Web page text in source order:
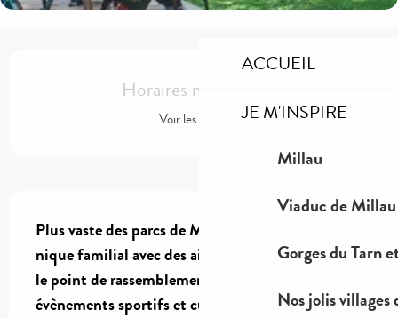
ACCUEIL
JE M'INSPIRE
Millau
Viaduc de Millau
Gorges du Tarn
Nos jolis villages
Horaires non définis
Voir les horaires
Plus vaste des parcs de Millau, un lieu de pique-
nique familial avec des aires de jeux. C'est aussi
le point de rassemblement de tous les grands
évènements sportifs et culturels de la ville.